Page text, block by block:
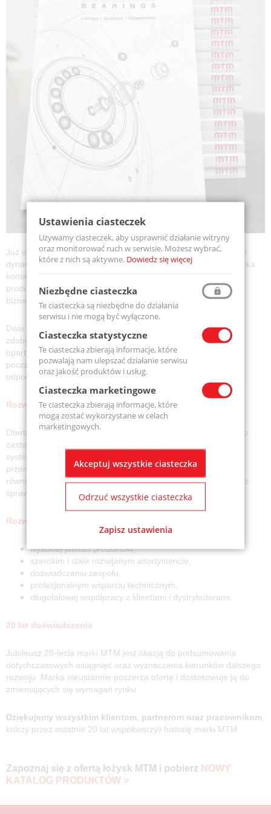
Już od 20 lat działłożysk MTMfunkcjonuje jako samodzielne i
dynamicznie rozwijające się ogniwo VERVO. W tym czasie marka
konsekwentnie umacniała swoją pozycję, rozszerzała ofertę
produktową oraz rozwijała współpracę z klientami i partnerami
biznesowymi.
Dwie dekady działalności to okres intensywnego rozwoju,
zdobywania doświadczenia oraz budowania trwałych relacji
opartych na zaufaniu, jakości i niezawodności. Marka MTM od
początku koncentruje się na dostarczaniu rozwiązań
odpowiadających na potrzeby nowoczesnego przemysłu.
Rozwiązania dla wielu gałęzi przemysłu
Oferta MTM obejmuje szeroki wybór łożysk przeznaczonych do
zastosowań w maszynach, urządzeniach produkcyjnych,
systemach transportowych oraz innych instalacjach
przemysłowych. Istotnym elementem działalności marki jest
również zapewnienie odpowiedniej dostępności produktów oraz
sprawnej realizacji zamówień.
Rozwój MTM opiera się na:
wysokiej jakości produktów,
szerokim i stale rozwijanym asortymencie,
doświadczeniu zespołu,
profesjonalnym wsparciu technicznym,
długofalowej współpracy z klientami i dystrybutorami.
20 lat doświadczenia
Jubileusz 20-lecia marki MTM jest okazją do podsumowania
dotychczasowych osiągnięć oraz wyznaczenia kierunków dalszego
rozwoju. Marka nieustannie poszerza ofertę i dostosowuje ją do
zmieniających się wymagań rynku.
Dziękujemy wszystkim klientom, partnerom oraz pracownikom,
którzy przez ostatnie 20 lat współtworzyli historię marki MTM.
Zapoznaj się z ofertą łożysk MTM i pobierz NOWY
KATALOG PRODUKTÓW >
Ustawienia ciasteczek
Używamy ciasteczek, aby usprawnić działanie witryny
oraz monitorować ruch w serwisie. Możesz wybrać,
które z nich są aktywne. Dowiedz się więcej
Niezbędne ciasteczka
Te ciasteczka są niezbędne do działania
serwisu i nie mogą być wyłączone.
Ciasteczka statystyczne
Te ciasteczka zbierają informacje, które
pozwalają nam ulepszać działanie serwisu
oraz jakość produktów i usług.
Ciasteczka marketingowe
Te ciasteczka zbierają informacje, które
mogą zostać wykorzystane w celach
marketingowych.
Akceptuj wszystkie ciasteczka
Odrzuć wszystkie ciasteczka
Zapisz ustawienia